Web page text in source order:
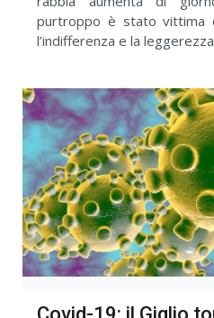
purtroppo è stato vittima
l’indifferenza e la leggerezza